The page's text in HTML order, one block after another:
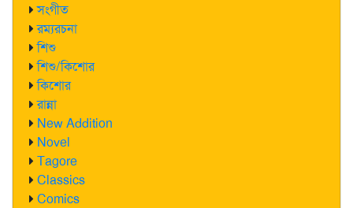
সংগীত
রম্যরচনা
শিশু
শিশু/কিশোর
কিশোর
রান্না
New Addition
Novel
Tagore
Classics
Comics